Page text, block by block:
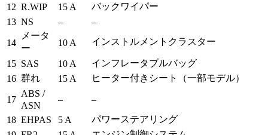
12 R.WIP 15 A
バックワイパー
13 NS – –
14
メータ
ー
10 A インストルメントクラスター
15 SAS 10 A
インフレータブルバッグ
16 群れ 15 A ヒーター付きシート（一部モデル）
17
ABS /
ASN
–
–
18 EHPAS 5 A
パワーステアリング